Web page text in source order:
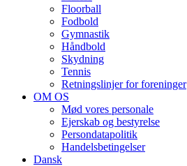
Floorball
Fodbold
Gymnastik
Håndbold
Skydning
Tennis
Retningslinjer for foreninger
OM OS
Mød vores personale
Ejerskab og bestyrelse
Persondatapolitik
Handelsbetingelser
Dansk